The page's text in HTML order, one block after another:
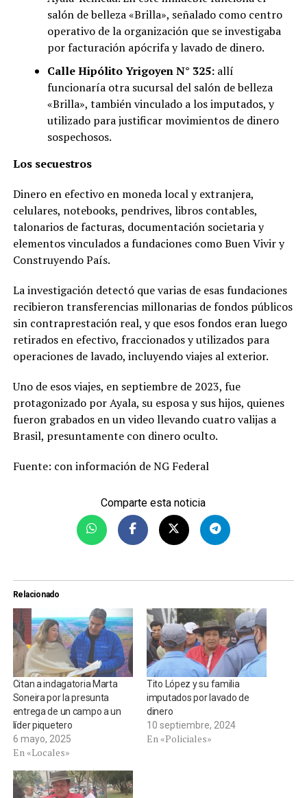
salón de belleza «Brilla», señalado como centro
operativo de la organización que se investigaba
por facturación apócrifa y lavado de dinero.
Calle Hipólito Yrigoyen N° 325:allí
funcionaría otra sucursal del salón de belleza
«Brilla», también vinculado a los imputados, y
utilizado para justificar movimientos de dinero
sospechosos.
Los secuestros
Dinero en efectivo en moneda local y extranjera,
celulares, notebooks, pendrives, libros contables,
talonarios de facturas, documentación societaria y
elementos vinculados a fundaciones como Buen Vivir y
Construyendo País.
La investigación detectó que varias de esas fundaciones
recibieron transferencias millonarias de fondos públicos
sin contraprestación real, y que esos fondos eran luego
retirados en efectivo, fraccionados y utilizados para
operaciones de lavado, incluyendo viajes al exterior.
Uno de esos viajes, en septiembre de 2023, fue
protagonizado por Ayala, su esposa y sus hijos, quienes
fueron grabados en un video llevando cuatro valijas a
Brasil, presuntamente con dinero oculto.
Fuente: con información de NG Federal
Comparte esta noticia
Relacionado
Citan a indagatoria Marta
Soneira por la presunta
entrega de un campo a un
líder piquetero
6 mayo, 2025
En «Locales»
Tito López y su familia
imputados por lavado de
dinero
10 septiembre, 2024
En «Policiales»